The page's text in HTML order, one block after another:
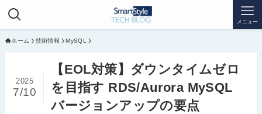
メニュー
ホーム 技術情報 MySQL
【EOL対策】ダウンタイムゼロ
を目指す RDS/Aurora MySQL
バージョンアップの要点
2025
7/10